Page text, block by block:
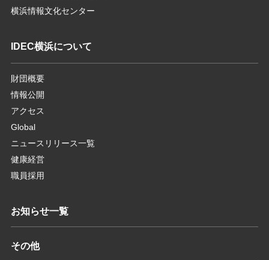
横浜情報文化センター
IDEC横浜について
財団概要
情報公開
アクセス
Global
ニュースリリース一覧
健康経営
職員採用
お知らせ一覧
その他